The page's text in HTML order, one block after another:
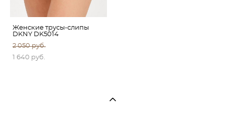
Женские трусы-слипы
DKNY DK5014
2 050 pуб.
1 640 pуб.